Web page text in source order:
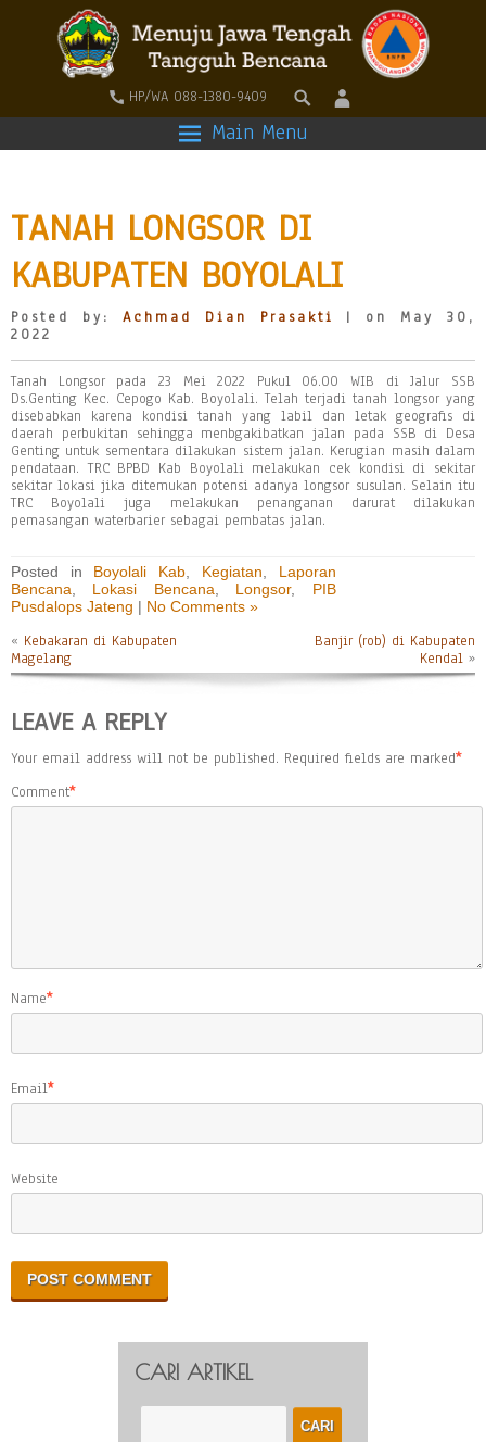
HP/WA 088-1380-9409
Main Menu
TANAH LONGSOR DI
KABUPATEN BOYOLALI
Posted by: Achmad Dian Prasakti
| on May 30,
2022
Tanah Longsor pada 23 Mei 2022 Pukul 06.00 WIB di Jalur SSB
Ds.Genting Kec. Cepogo Kab. Boyolali. Telah terjadi tanah longsor yang
disebabkan karena kondisi tanah yang labil dan letak geografis di
daerah perbukitan sehingga menbgakibatkan jalan pada SSB di Desa
Genting untuk sementara dilakukan sistem jalan. Kerugian masih dalam
pendataan. TRC BPBD Kab Boyolali melakukan cek kondisi di sekitar
sekitar lokasi jika ditemukan potensi adanya longsor susulan. Selain itu
TRC Boyolali juga melakukan penanganan darurat dilakukan
pemasangan waterbarier sebagai pembatas jalan.
Posted in Boyolali Kab Kegiatan
Laporan
Bencana
Lokasi Bencana Longsor, PIB
Pusdalops Jateng | No Comments »
« Kebakaran di Kabupaten
Magelang
Banjir (rob) di Kabupaten
Kendal »
LEAVE A REPLY
Your email address will not be published. Required fields are marked*
Comment*
Name*
Email*
Website
CARI ARTIKEL